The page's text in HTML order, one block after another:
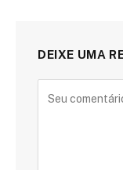
DEIXE UMA